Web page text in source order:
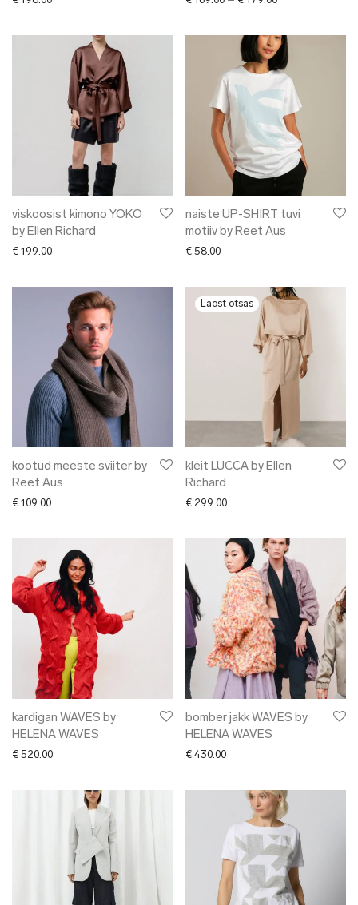
viskoosist kimono YOKO
by Ellen Richard
€ 199.00
naiste UP-SHIRT tuvi
motiiv by Reet Aus
€ 58.00
kootud meeste sviiter by
Reet Aus
€ 109.00
kleit LUCCA by Ellen
Richard
€ 299.00
kardigan WAVES by
HELENA WAVES
€ 520.00
bomber jakk WAVES by
HELENA WAVES
€ 430.00